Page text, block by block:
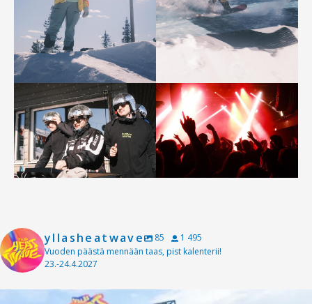
yllasheatwave 85
1 495
Vuoden päästä mennään taas, pist kalenterii!
23.-24.4.2027
Viikko tapahtumasta! Kiitos vielä kaikille!